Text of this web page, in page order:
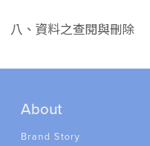
八、資料之查閱與刪除
About
Brand Story